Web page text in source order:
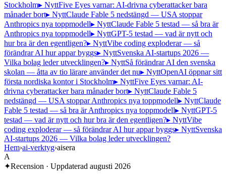
Stockholm▸ NyttFive Eyes varnar: AI-drivna cyberattacker bara
månader bort▸ NyttClaude Fable 5 nedstängd — USA stoppar
Anthropics nya toppmodell▸ NyttClaude Fable 5 testad — så bra är
Anthropics nya toppmodell▸ NyttGPT-5 testad — vad är nytt och
hur bra är den egentligen?▸ NyttVibe coding exploderar — så
förändrar AI hur appar byggs▸ NyttSvenska AI-startups 2026 —
Vilka bolag leder utvecklingen?▸ NyttSå förändrar AI den svenska
skolan — åtta av tio lärare använder det nu▸ NyttOpenAI öppnar sitt
första nordiska kontor i Stockholm▸ NyttFive Eyes varnar: AI-
drivna cyberattacker bara månader bort▸ NyttClaude Fable 5
nedstängd — USA stoppar Anthropics nya toppmodell▸ NyttClaude
Fable 5 testad — så bra är Anthropics nya toppmodell▸ NyttGPT-5
testad — vad är nytt och hur bra är den egentligen?▸ NyttVibe
coding exploderar — så förändrar AI hur appar byggs▸ NyttSvenska
AI-startups 2026 — Vilka bolag leder utvecklingen?
Hem›ai-verktyg›aisera
A
✦Recension · Uppdaterad augusti 2026